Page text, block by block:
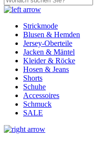
Strickmode
Blusen & Hemden
Jersey-Oberteile
Jacken & Mäntel
Kleider & Röcke
Hosen & Jeans
Shorts
Schuhe
Accessoires
Schmuck
SALE